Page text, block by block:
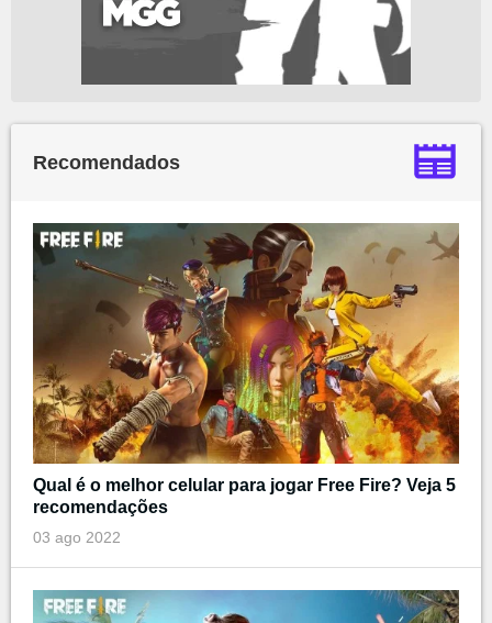
Recomendados
Qual é o melhor celular para jogar Free Fire? Veja 5
recomendações
03 ago 2022